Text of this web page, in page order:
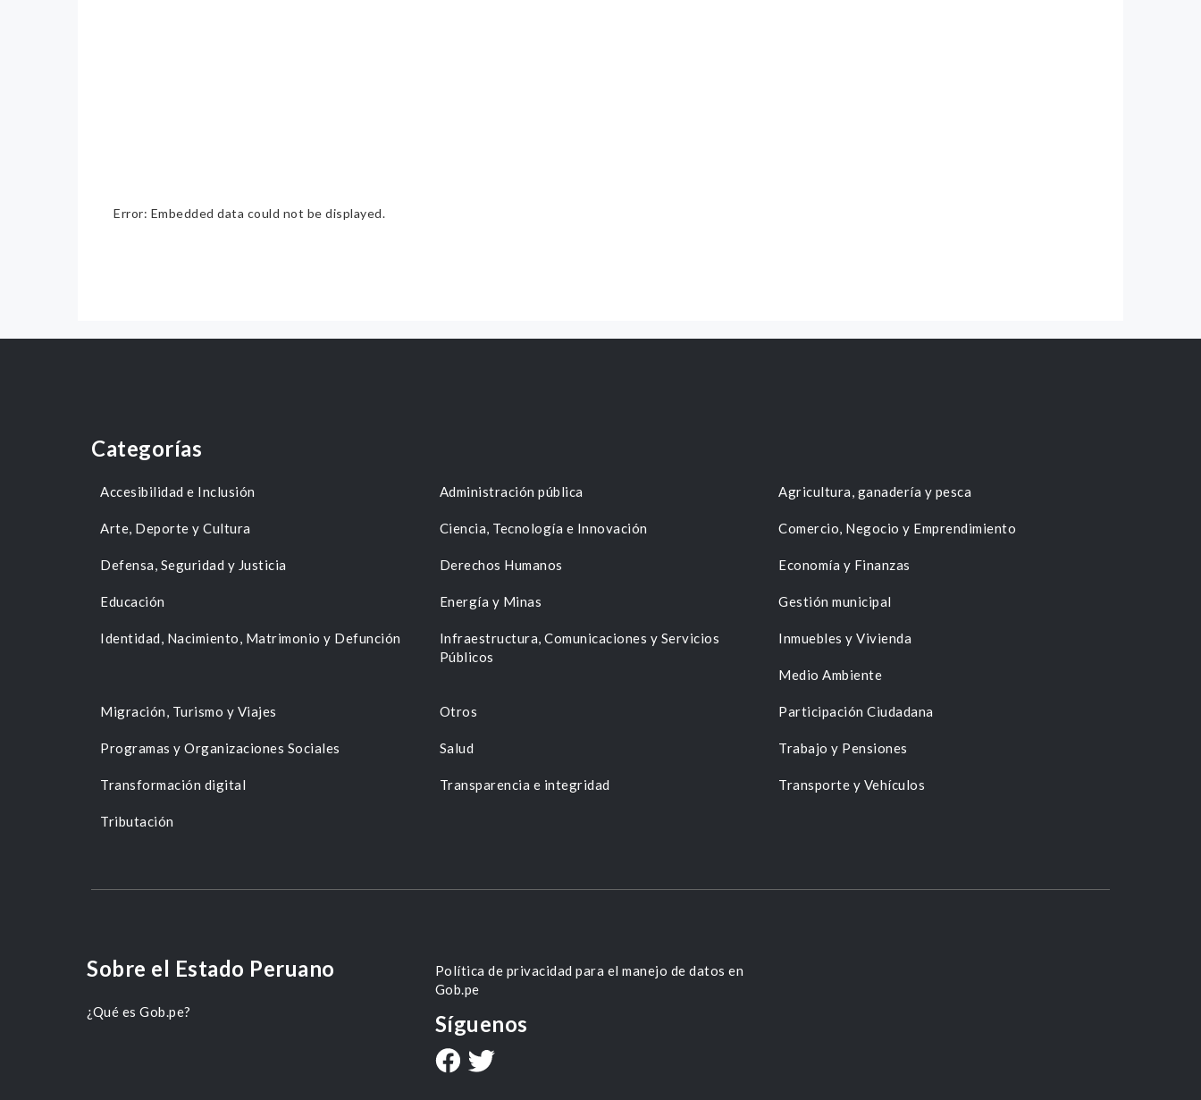
Error: Embedded data could not be displayed.
Categorías
Accesibilidad e Inclusión Administración pública Agricultura, ganadería y pesca
Arte, Deporte y Cultura Ciencia, Tecnología e Innovación Comercio, Negocio y Emprendimiento
Defensa, Seguridad y Justicia Derechos Humanos Economía y Finanzas
Educación Energía y Minas Gestión municipal
Identidad, Nacimiento, Matrimonio y Defunción
Infraestructura, Comunicaciones y Servicios
Públicos
Inmuebles y Vivienda
Medio Ambiente
Migración, Turismo y Viajes Otros Participación Ciudadana
Programas y Organizaciones Sociales Salud Trabajo y Pensiones
Transformación digital Transparencia e integridad Transporte y Vehículos
Tributación
Sobre el Estado Peruano
¿Qué es Gob.pe?
Política de privacidad para el manejo de datos en
Gob.pe
Síguenos